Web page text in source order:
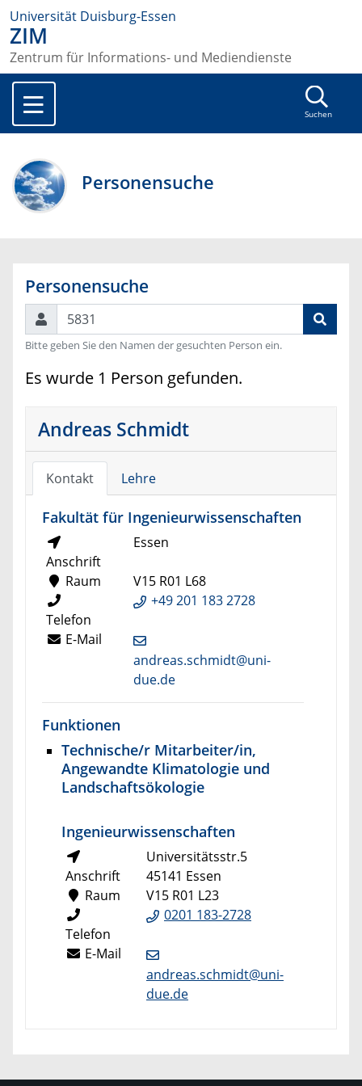
Universität Duisburg-Essen
ZIM
Zentrum für Informations- und Mediendienste
Suchen
Personensuche
Personensuche
Suchen
Bitte geben Sie den Namen der gesuchten Person ein.
Es wurde 1 Person gefunden.
Andreas Schmidt
Kontakt Lehre
Fakultät für Ingenieurwissenschaften
Anschrift
Essen
Raum V15 R01 L68
Telefon
+49 201 183 2728
E-Mail
andreas.schmidt@uni-
due.de
Funktionen
Technische/r Mitarbeiter/in,
Angewandte Klimatologie und
Landschaftsökologie
Ingenieurwissenschaften
Anschrift
Universitätsstr.5
45141 Essen
Raum
V15 R01 L23
Telefon
0201 183-2728
E-Mail
andreas.schmidt@uni-
due.de